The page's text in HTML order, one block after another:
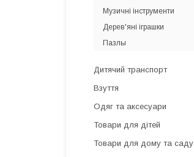
Музичні інструменти
Дерев'яні іграшки
Пазлы
Дитячий транспорт
Взуття
Одяг та аксесуари
Товари для дітей
Товари для дому та саду